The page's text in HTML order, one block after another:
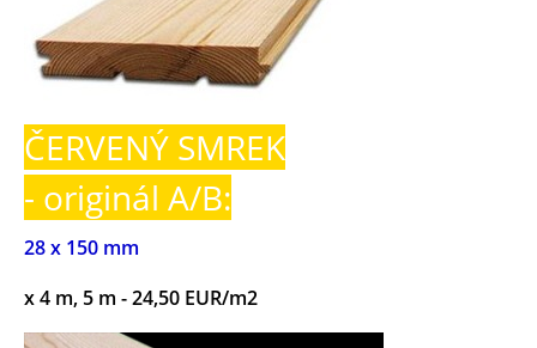
ČERVENÝ SMREK
- originál A/B:
28 x 150 mm
x 4 m, 5 m - 24,50 EUR/m2